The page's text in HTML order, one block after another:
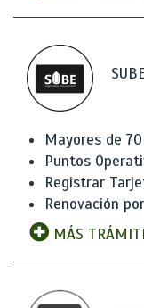
Mayores de
Puntos
Registrar
Renovación
MÁS